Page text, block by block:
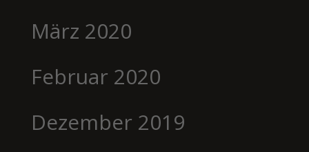
März 2020
Februar 2020
Dezember 2019